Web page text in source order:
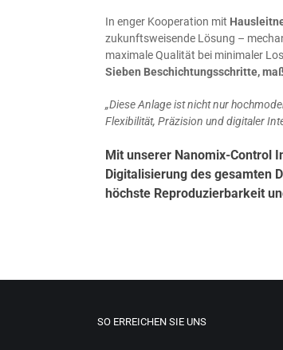
In enger Koope­ra­ti­on mit
zukunfts­wei­sen­de Lösung –
maxi­ma­le Qua­li­tät bei mini­ma­ler
Sie­ben Beschich­tungs­schrit­te,
„Die­se Anla­ge ist nicht nur
Fle­xi­bi­li­tät, Prä­zi­si­on und digi­ta­ler
Mit unserer Nanomix-Control
Digitalisierung des gesamten
höchste Reproduzierbarkeit
SO ERREICHEN SIE UNS